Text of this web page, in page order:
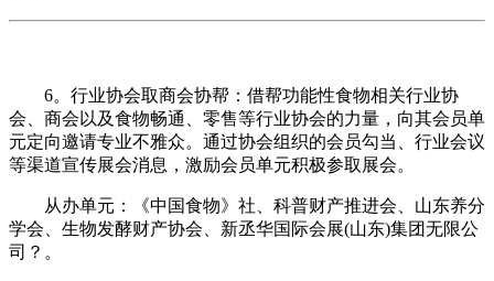
6。行业协会取商会协帮：借帮功能性食物相关行业协
会、商会以及食物畅通、零售等行业协会的力量，向其会员单
元定向邀请专业不雅众。通过协会组织的会员勾当、行业会议
等渠道宣传展会消息，激励会员单元积极参取展会。
从办单元：《中国食物》社、科普财产推进会、山东养分
学会、生物发酵财产协会、新丞华国际会展(山东)集团无限公
司？。